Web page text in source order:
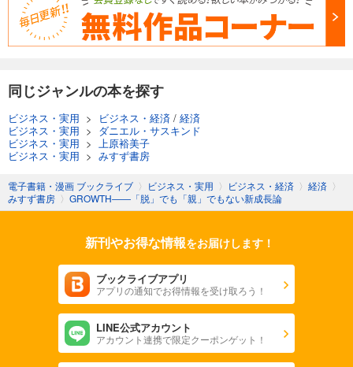
同じジャンルの本を探す
ビジネス・実用 > ビジネス・経済 / 経済
ビジネス・実用 > ダニエル・サスキンド
ビジネス・実用 >
上原裕美子
ビジネス・実用 > みすず書房
電子書籍・漫画 ブックライブ 〉 ビジネス・実用 〉 ビジネス・経済 〉 経済 〉
みすず書房 〉 GROWTH――「脱」でも「親」でもない新成長論
新刊やお得な情報をお届けします！
ブックライブアプリ
アプリの通知でお得情報を受け取ろう！
LINE公式アカウント
アカウント連携で限定クーポンゲット！